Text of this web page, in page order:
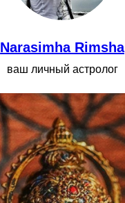
Narasimha Rimsha
ваш личный астролог